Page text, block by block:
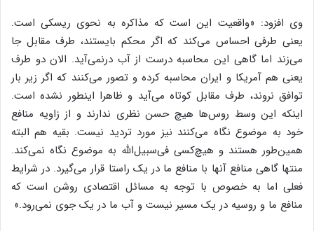
وی افزود: «واقعیت این است که مذاکره به نحوی ریسکی است.
یعنی طرفی احساس می‌کند که اگر محکم بایستند، طرف مقابل جا
می‌زند اما گاهی این محاسبه درست از آب درنمی‌آید. الان دو طرف
یعنی هم آمریکا و ایران محاسبه کرده و تصور می‌کنند که اگر زیر بار
توافق نروند، طرف مقابل کوتاه می‌آید و ظاهرا اینطور نشده است.
اینکه این وسط روس‌ها هیچ حسن نظری ندارند و از زاویه منافع
خود به موضوع نگاه می‌کنند نیز مورد تردید نیست. بقیه هم البته
همین‌طور هستند و هیچ‌کسی فی‌سبیل‌الله به موضوع نگاه نمی‌کند.
منتها گاهی منافع آنها با منافع ما در یک راستا قرار می‌گیرد. در شرایط
فعلی اما به خصوص با توجه به مسائل اقتصادی روشن است که
منافع ما و روسیه در یک مسیر نیست و آب ما در یک جوی نمی‌رود.»